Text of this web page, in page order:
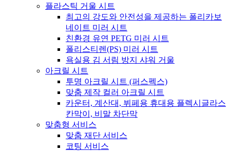
플라스틱 거울 시트
최고의 강도와 안전성을 제공하는 폴리카보
네이트 미러 시트
친환경 유연 PETG 미러 시트
폴리스티렌(PS) 미러 시트
욕실용 김 서림 방지 샤워 거울
아크릴 시트
투명 아크릴 시트 (퍼스펙스)
맞춤 제작 컬러 아크릴 시트
카운터, 계산대, 뷔페용 휴대용 플렉시글라스
칸막이, 비말 차단막
맞춤형 서비스
맞춤 재단 서비스
코팅 서비스